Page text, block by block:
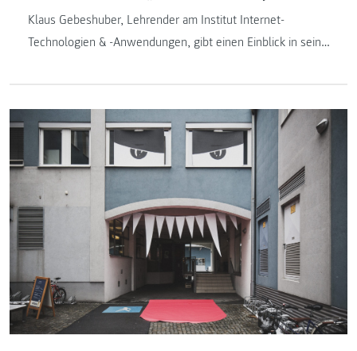
Klaus Gebeshuber, Lehrender am Institut Internet-
Technologien & -Anwendungen, gibt einen Einblick in seine
Blogbeitrag gesprochen wird nennt sich „Advanced System
Exploitation“.